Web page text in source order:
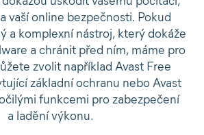
vaší online bezpečnosti. Pokud
a komplexní nástroj, který dokáže
a chránit před ním, máme pro
zvolit například Avast Free
základní ochranu nebo Avast
funkcemi pro zabezpečení
a ladění výkonu.